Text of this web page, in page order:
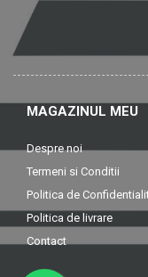
MAGAZINUL MEU
Despre noi
Termeni si Conditii
Politica de
Politica de livrare
Contact